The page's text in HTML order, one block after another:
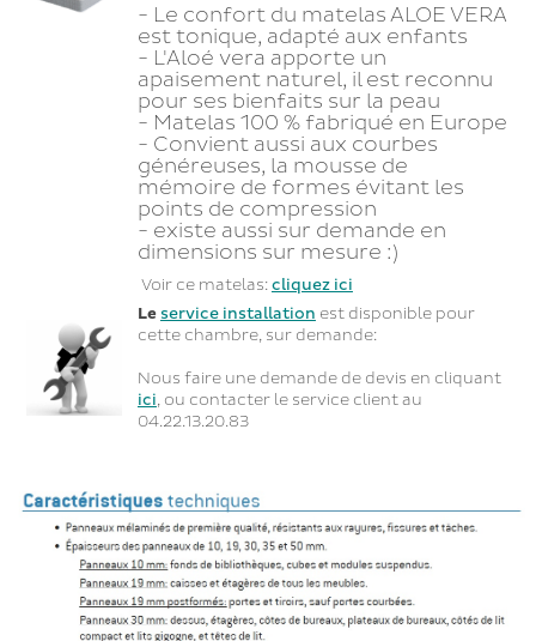
- Le confort du matelas ALOE VERA
est tonique, adapté aux enfants
- L'Aloé vera apporte un
apaisement naturel, il est reconnu
pour ses bienfaits sur la peau
- Matelas 100 % fabriqué en Europe
- Convient aussi aux courbes
généreuses, la mousse de
mémoire de formes évitant les
points de compression
- existe aussi sur demande en
dimensions sur mesure :)
Voir ce matelas:cliquez ici
Le service installation est disponible pour
cette chambre, sur demande:
Nous faire une demande de devis en cliquant
ici, ou contacter le service client au
04.22.13.20.83